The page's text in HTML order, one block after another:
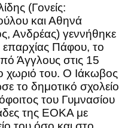
(Γονείς:
και Αθηνά
Ανδρέας) γεννήθηκε
Πάφου, το
Άγγλους στις 15
χωριό του. Ο Ιάκωβος
το δημοτικό σχολείο
του Γυμνασίου
της ΕΟΚΑ με